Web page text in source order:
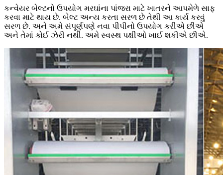
કન્વેયર બેલ્ટનો ઉપયોગ મરઘાંના પાંજરા માટે ખાતરને આપમેળે સાફ
કરવા માટે થાય છે. બેલ્ટ અન્ય કરતા સરળ છે તેથી આ કાર્ય કરવું
સરળ છે. અને અમે સંપૂર્ણપણે નવા પીપીનો ઉપયોગ કરીએ છીએ
અને તેમાં કોઈ ઝેરી નથી. અમે સ્વસ્થ પક્ષીઓ ખાઈ શકીએ છીએ.